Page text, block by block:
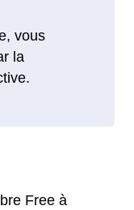
vous
la
Free à